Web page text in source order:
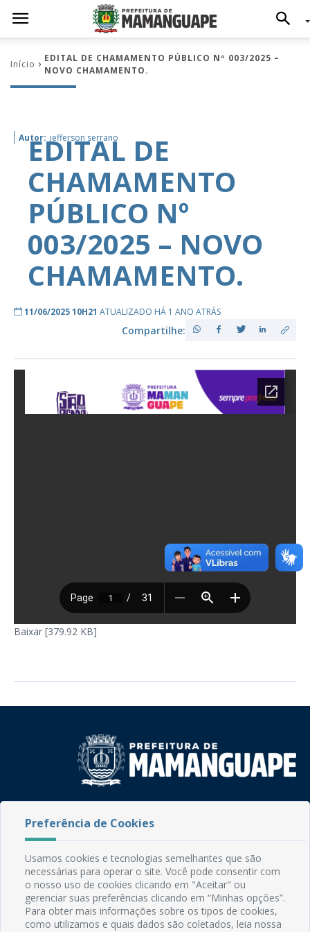
Início
EDITAL DE CHAMAMENTO PÚBLICO Nº 003/2025 –
NOVO CHAMAMENTO.
Autor: jefferson serrano
EDITAL DE
CHAMAMENTO
PÚBLICO Nº
003/2025 – NOVO
CHAMAMENTO.
11/06/2025 10H21 ATUALIZADO HÁ 1 ANO ATRÁS
Compartilhe:
Baixar [379.92 KB]
CEP: 58.280-000 - Mamanguape/PB
Email: comunicacao@mamanguape.pb.gov.br
Expediente: Segunda à Sexta, das 08h às 13h
Mapa do Site
Perguntas frequentes
Preferência de Cookies
Usamos cookies e tecnologias semelhantes que são
necessárias para operar o site. Você pode consentir com
o nosso uso de cookies clicando em "Aceitar" ou
gerenciar suas preferências clicando em “Minhas opções”.
Para obter mais informações sobre os tipos de cookies,
como utilizamos e quais dados são coletados, leia nossa